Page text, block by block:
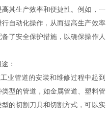
其生产效率和便捷性。例如，一
自动化操作，从而提高生产效率
了安全保护措施，以确保操作人
：
管道的安装和维修过程中起到
型的管道，如金属管道、塑料管
的切割刀具和切割方式，可以实